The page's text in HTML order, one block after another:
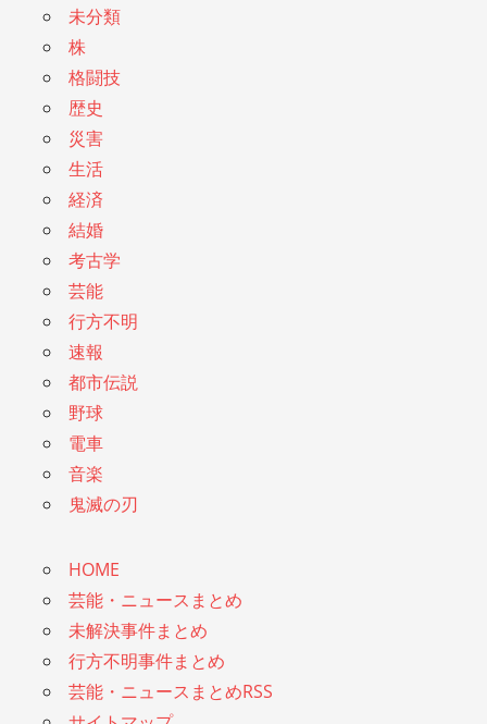
未分類
株
格闘技
歴史
災害
生活
経済
結婚
考古学
芸能
行方不明
速報
都市伝説
野球
電車
音楽
鬼滅の刃
HOME
芸能・ニュースまとめ
未解決事件まとめ
行方不明事件まとめ
芸能・ニュースまとめRSS